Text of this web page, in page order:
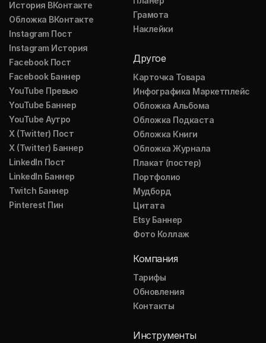
История ВКонтакте
Обложка ВКонтакте
Instagram Пост
Instagram История
Facebook Пост
Facebook Баннер
YouTube Превью
YouTube Баннер
YouTube Аутро
X (Twitter) Пост
X (Twitter) Баннер
LinkedIn Пост
LinkedIn Баннер
Twitch Баннер
Pinterest Пин
Грамота
Наклейки
Другое
Карточка Товара
Инфографика Маркетплейс
Обложка Альбома
Обложка Подкаста
Обложка Книги
Обложка Журнала
Плакат (постер)
Портфолио
Мудборд
Цитата
Etsy Баннер
Фото Коллаж
Компания
Тарифы
Обновления
Контакты
Инструменты